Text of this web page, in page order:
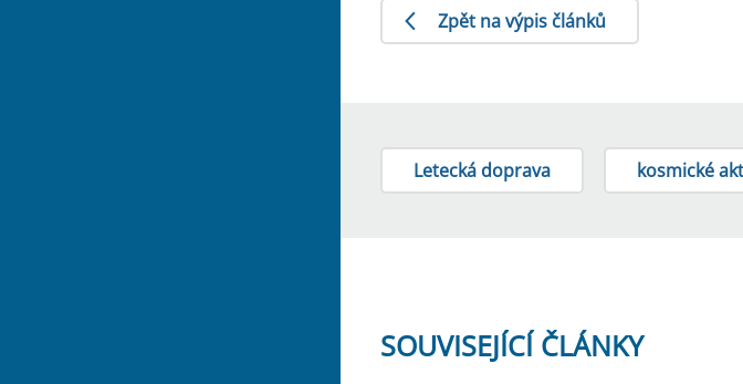
Zpět na výpis článků
Letecká doprava kosmické
SOUVISEJÍCÍ ČLÁNKY